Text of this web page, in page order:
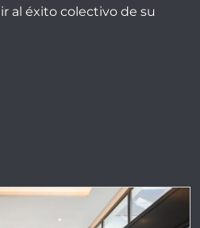
al éxito colectivo de su